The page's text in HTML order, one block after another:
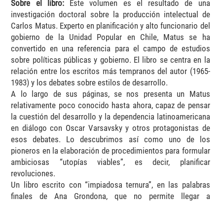
Sobre el libro: Este volumen es el resultado de una
investigación doctoral sobre la producción intelectual de
Carlos Matus. Experto en planificación y alto funcionario del
gobierno de la Unidad Popular en Chile, Matus se ha
convertido en una referencia para el campo de estudios
sobre políticas públicas y gobierno. El libro se centra en la
relación entre los escritos más tempranos del autor (1965-
1983) y los debates sobre estilos de desarrollo.
A lo largo de sus páginas, se nos presenta un Matus
relativamente poco conocido hasta ahora, capaz de pensar
la cuestión del desarrollo y la dependencia latinoamericana
en diálogo con Oscar Varsavsky y otros protagonistas de
esos debates. Lo descubrimos así como uno de los
pioneros en la elaboración de procedimientos para formular
ambiciosas “utopías viables”, es decir, planificar
revoluciones.
Un libro escrito con “impiadosa ternura”, en las palabras
finales de Ana Grondona, que no permite llegar a